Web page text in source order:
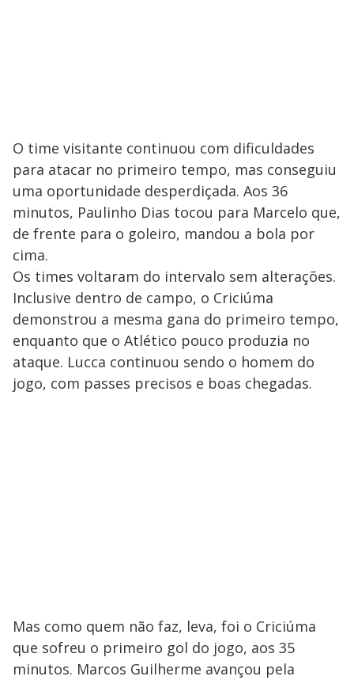
O time visitante continuou com dificuldades
para atacar no primeiro tempo, mas conseguiu
uma oportunidade desperdiçada. Aos 36
minutos, Paulinho Dias tocou para Marcelo que,
de frente para o goleiro, mandou a bola por
cima.
Os times voltaram do intervalo sem alterações.
Inclusive dentro de campo, o Criciúma
demonstrou a mesma gana do primeiro tempo,
enquanto que o Atlético pouco produzia no
ataque. Lucca continuou sendo o homem do
jogo, com passes precisos e boas chegadas.
Mas como quem não faz, leva, foi o Criciúma
que sofreu o primeiro gol do jogo, aos 35
minutos. Marcos Guilherme avançou pela